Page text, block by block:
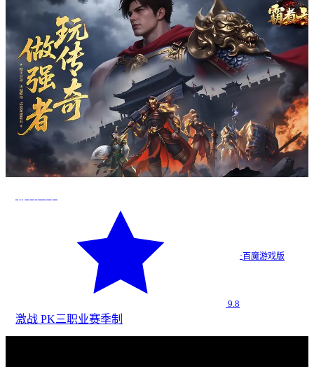
9.8
· 百魔游戏版
激战 PK三职业赛季制